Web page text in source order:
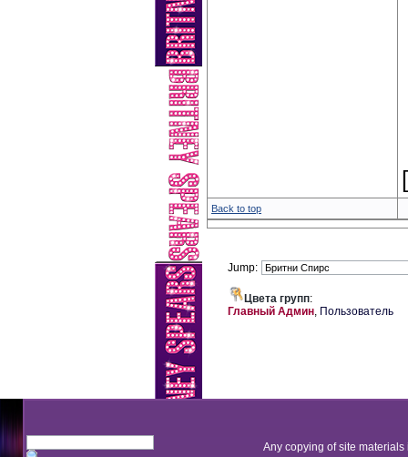
Back to top
Jump:
Цвета групп:
Главный Админ, Пользователь
Any copying of site